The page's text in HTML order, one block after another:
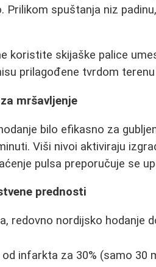
Prilikom spuštanja niz
koristite skijaške palice
prilagođene tvrdom
mršavljenje
bilo efikasno za
Viši nivoi aktiviraju
pulsa preporučuje se
prednosti
redovno nordijsko hodanje
infarkta za 30% (samo 30